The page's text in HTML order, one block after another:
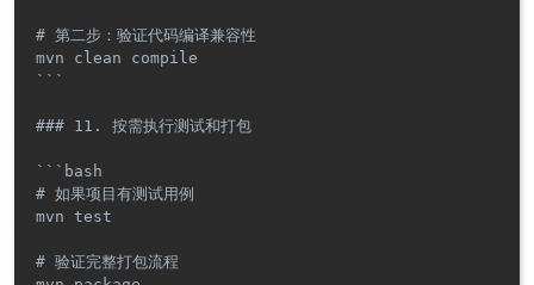
# 第二步：验证代码编译兼容性
mvn clean compile
```
### 11. 按需执行测试和打包
```bash
# 如果项目有测试用例
mvn test
# 验证完整打包流程